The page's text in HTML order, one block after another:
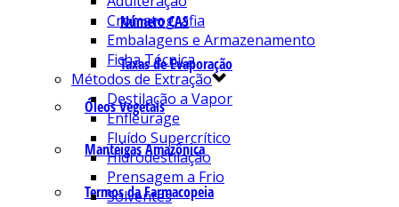
Número CAS
Taxas de Evaporação
Óleos Vegetais
Manteigas Amazônica
Termos da Farmacopeia
Cromatografia
Embalagens e Armazenamento
Ficha Técnica
Métodos de Extração
Destilação a Vapor
Enfleurage
Fluído Supercrítico
Hidrodestilação
Prensagem a Frio
Solventes